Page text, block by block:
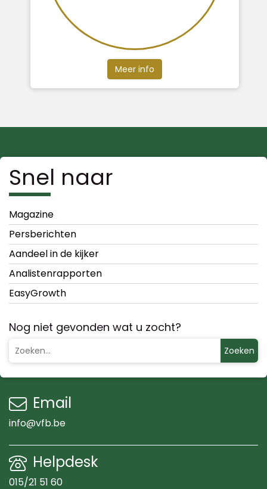
Meer info
Snel naar
Magazine
Persberichten
Aandeel in de kijker
Analistenrapporten
EasyGrowth
Nog niet gevonden wat u zocht?
Zoeken
Email
info@vfb.be
Helpdesk
015/21 51 60